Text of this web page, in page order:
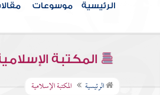
الرئيسية موسوعات
المكتبة
الرئيسية المكتبة الإسلامية